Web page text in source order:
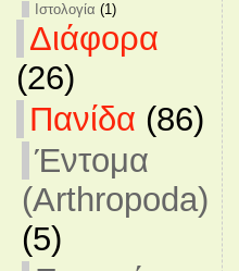
Ιστολογία (1)
Διάφορα
(26)
Πανίδα (86)
Έντομα
(Arthropoda)
(5)